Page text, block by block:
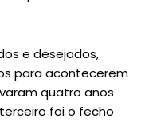
e desejados,
para acontecerem
quatro anos
foi o fecho